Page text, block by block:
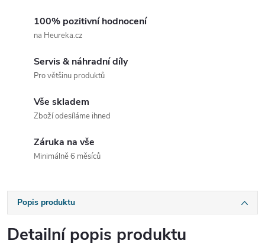
100% pozitivní hodnocení
na Heureka.cz
Servis & náhradní díly
Pro většinu produktů
Vše skladem
Zboží odesíláme ihned
Záruka na vše
Minimálně 6 měsíců
Popis produktu
Detailní popis produktu